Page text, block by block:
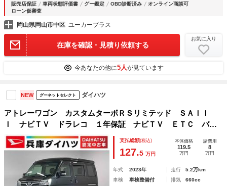
販売店保証 車両状態評価書 グー鑑定 OBD診断済み
オンライン商談可
ローン仮審査
岡山県岡山市中区 ユーカープラス
在庫を確認・見積り依頼する
お気に入り
今あなたの他に5人が見ています
NEW グーネットセレクト ダイハツ
アトレーワゴン カスタムターボＲＳリミテッド ＳＡＩＩ
Ｉ ナビＴＶ ドラレコ １年保証 ナビＴＶ ＥＴＣ バッ
クカメラ ドラレコ 片側電動スライドドア リアコーナーセ
ンサー ＤＶＤ ＵＳＢ接続 Ｂｌｕｅｔｏｏｔｈ オートハ
イビーム シートカバー １３インチ純正アルミホイール
支払総額(税込)
127.5 万円
本体価格
119.5
万円
諸費用
8
万円
年式 2023年 走行
5.2万km
車検
車検整備付 排気
660cc